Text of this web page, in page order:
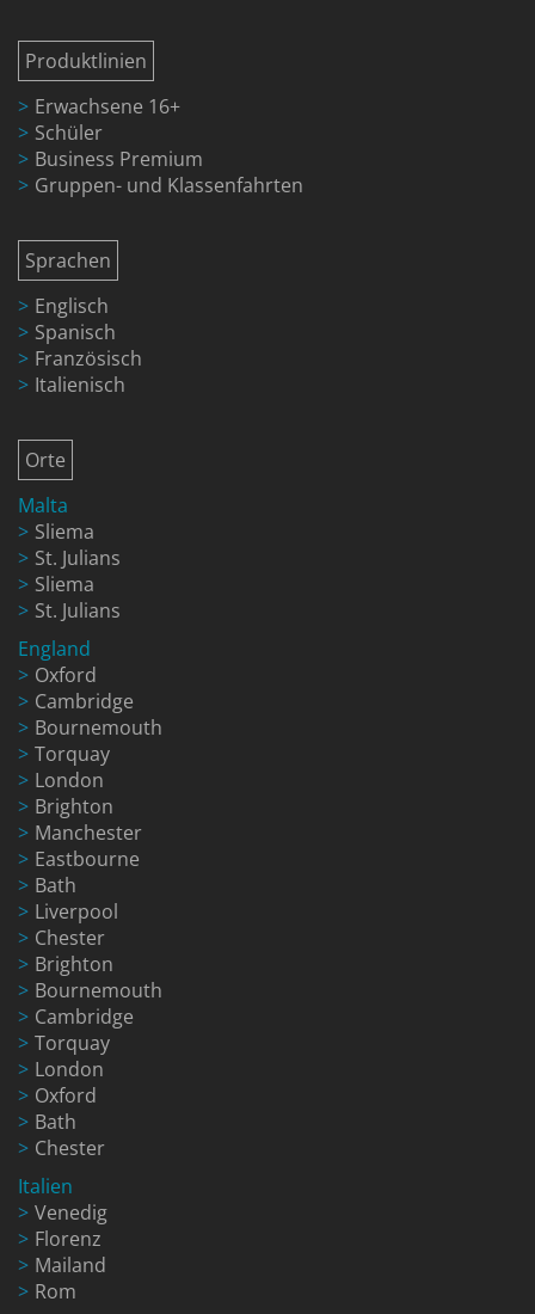
Produktlinien
Erwachsene 16+
Schüler
Business Premium
Gruppen- und Klassenfahrten
Sprachen
Englisch
Spanisch
Französisch
Italienisch
Orte
Malta
Sliema
St. Julians
Sliema
St. Julians
England
Oxford
Cambridge
Bournemouth
Torquay
London
Brighton
Manchester
Eastbourne
Bath
Liverpool
Chester
Brighton
Bournemouth
Cambridge
Torquay
London
Oxford
Bath
Chester
Italien
Venedig
Florenz
Mailand
Rom